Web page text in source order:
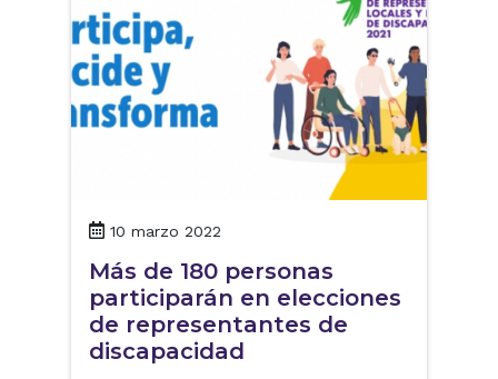
10 marzo 2022
Más de 180 personas
participarán en elecciones
de representantes de
discapacidad